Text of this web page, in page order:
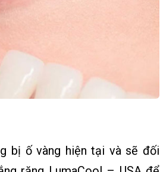
bị ố vàng hiện tại và sẽ đối